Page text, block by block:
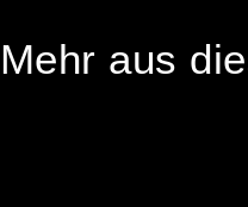
Mehr aus